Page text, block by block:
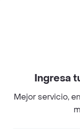
©2026
Ingresa
Mejor servicio,